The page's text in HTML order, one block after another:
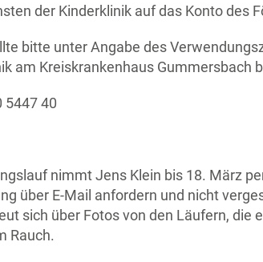
der Kinderklinik auf das Konto des
bitte unter Angabe des
am Kreiskrankenhaus Gummersbach
5447 40
nimmt Jens Klein bis 18. März
über E-Mail anfordern und nicht
sich über Fotos von den Läufern,
Rauch.